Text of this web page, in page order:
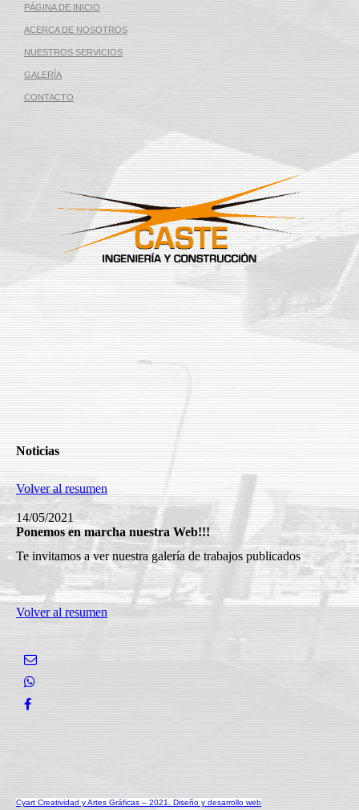
PÁGINA DE INICIO
ACERCA DE NOSOTROS
NUESTROS SERVICIOS
GALERÍA
CONTACTO
Noticias
Volver al resumen
14/05/2021
Ponemos en marcha nuestra Web!!!
Te invitamos a ver nuestra galería de trabajos publicados
Volver al resumen
Cyart Creatividad y Artes Gráficas – 2021. Diseño y desarrollo web